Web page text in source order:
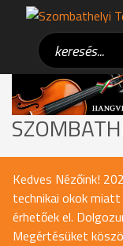
Kedves Nézőink!
technikai okok
érhetőek el.
Megértésüket